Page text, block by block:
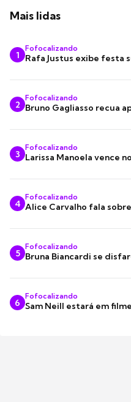
Mais lidas
1
Fofocalizando
Rafa Justus exibe festa
2
Fofocalizando
Bruno Gagliasso recua
3
Fofocalizando
Larissa Manoela vence
4
Fofocalizando
Alice Carvalho fala
5
Fofocalizando
Bruna Biancardi se
6
Fofocalizando
Sam Neill estará em